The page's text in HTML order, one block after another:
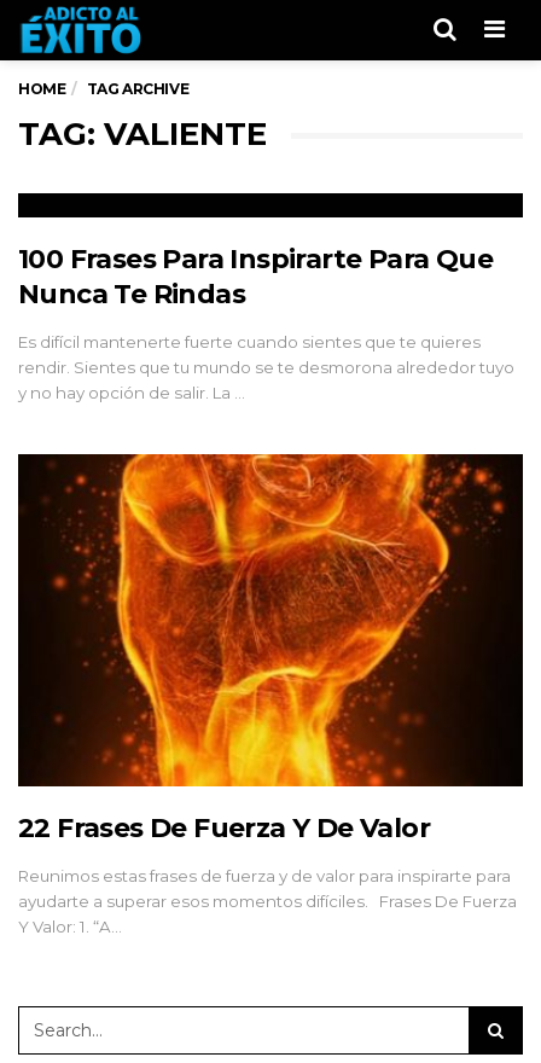
HOME TAG ARCHIVE
TAG: VALIENTE
100 Frases Para Inspirarte Para Que
Nunca Te Rindas
Es difícil mantenerte fuerte cuando sientes que te quieres
rendir. Sientes que tu mundo se te desmorona alrededor tuyo
y no hay opción de salir. La …
22 Frases De Fuerza Y De Valor
Reunimos estas frases de fuerza y de valor para inspirarte para
ayudarte a superar esos momentos difíciles. Frases De Fuerza
Y Valor: 1. “A…